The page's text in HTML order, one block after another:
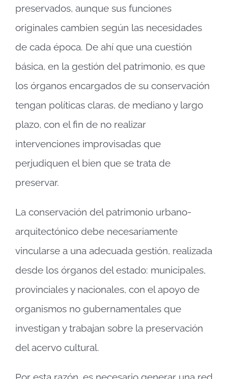
preservados, aunque sus funciones
originales cambien según las necesidades
de cada época. De ahí que una cuestión
básica, en la gestión del patrimonio, es que
los órganos encargados de su conservación
tengan políticas claras, de mediano y largo
plazo, con el fin de no realizar
intervenciones improvisadas que
perjudiquen el bien que se trata de
preservar.
La conservación del patrimonio urbano-
arquitectónico debe necesariamente
vincularse a una adecuada gestión, realizada
desde los órganos del estado: municipales,
provinciales y nacionales, con el apoyo de
organismos no gubernamentales que
investigan y trabajan sobre la preservación
del acervo cultural.